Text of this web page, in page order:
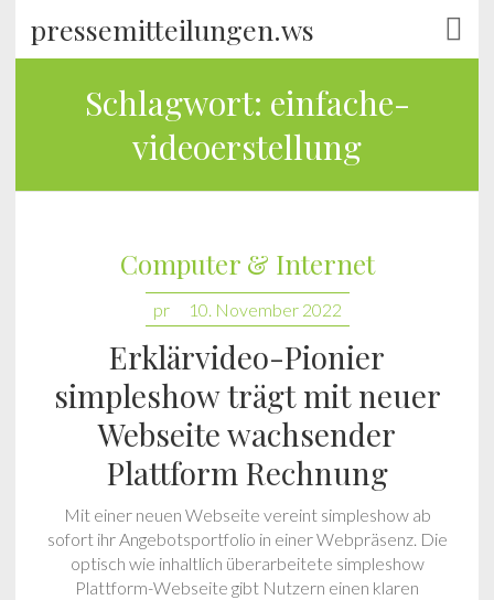
pressemitteilungen.ws
Schlagwort: einfache-
videoerstellung
Computer & Internet
pr 10. November 2022
Erklärvideo-Pionier
simpleshow trägt mit neuer
Webseite wachsender
Plattform Rechnung
Mit einer neuen Webseite vereint simpleshow ab
sofort ihr Angebotsportfolio in einer Webpräsenz. Die
optisch wie inhaltlich überarbeitete simpleshow
Plattform-Webseite gibt Nutzern einen klaren